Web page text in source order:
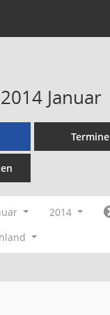
Januar
Termine
2014